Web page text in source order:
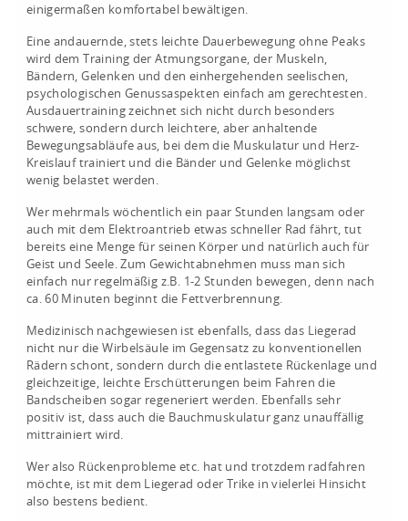
einigermaßen komfortabel bewältigen.
Eine andauernde, stets leichte Dauerbewegung ohne Peaks
wird dem Training der Atmungsorgane, der Muskeln,
Bändern, Gelenken und den einhergehenden seelischen,
psychologischen Genussaspekten einfach am gerechtesten.
Ausdauertraining zeichnet sich nicht durch besonders
schwere, sondern durch leichtere, aber anhaltende
Bewegungsabläufe aus, bei dem die Muskulatur und Herz-
Kreislauf trainiert und die Bänder und Gelenke möglichst
wenig belastet werden.
Wer mehrmals wöchentlich ein paar Stunden langsam oder
auch mit dem Elektroantrieb etwas schneller Rad fährt, tut
bereits eine Menge für seinen Körper und natürlich auch für
Geist und Seele. Zum Gewichtabnehmen muss man sich
einfach nur regelmäßig z.B. 1-2 Stunden bewegen, denn nach
ca. 60 Minuten beginnt die Fettverbrennung.
Medizinisch nachgewiesen ist ebenfalls, dass das Liegerad
nicht nur die Wirbelsäule im Gegensatz zu konventionellen
Rädern schont, sondern durch die entlastete Rückenlage und
gleichzeitige, leichte Erschütterungen beim Fahren die
Bandscheiben sogar regeneriert werden. Ebenfalls sehr
positiv ist, dass auch die Bauchmuskulatur ganz unauffällig
mittrainiert wird.
Wer also Rückenprobleme etc. hat und trotzdem radfahren
möchte, ist mit dem Liegerad oder Trike in vielerlei Hinsicht
also bestens bedient.